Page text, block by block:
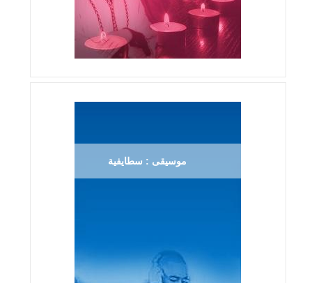
موسيقى : سطايفية